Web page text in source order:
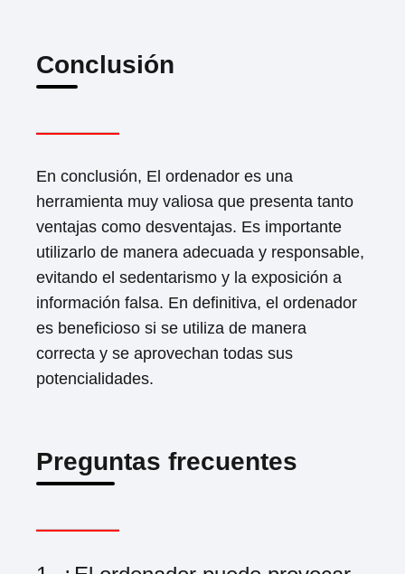
Conclusión
En conclusión, El ordenador es una
herramienta muy valiosa que presenta tanto
ventajas como desventajas. Es importante
utilizarlo de manera adecuada y responsable,
evitando el sedentarismo y la exposición a
información falsa. En definitiva, el ordenador
es beneficioso si se utiliza de manera
correcta y se aprovechan todas sus
potencialidades.
Preguntas frecuentes